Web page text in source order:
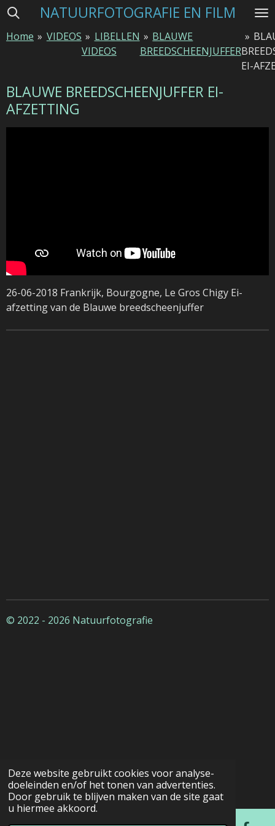
Deze website gebruikt cookies voor analyse-
doeleinden en/of het tonen van advertenties.
Door gebruik te blijven maken van de site gaat
u hiermee akkoord.
Ga
naar
NATUURFOTOGRAFIE EN FILM
Home » VIDEOS » LIBELLEN
VIDEOS
» BLAUWE
BREEDSCHEENJUFFER
»
EI-
BLAUWE BREEDSCHEENJUFFER EI-
AFZETTING
26-06-2018 Frankrijk, Bourgogne, Le Gros Chigy Ei-
afzetting van de Blauwe breedscheenjuffer
© 2022 - 2026 Natuurfotografie